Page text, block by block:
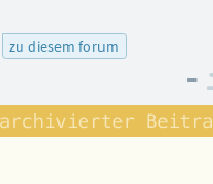
zu diesem forum
–